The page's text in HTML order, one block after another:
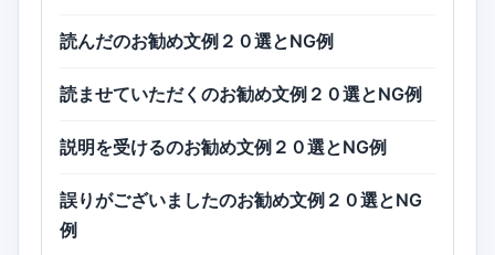
読んだのお勧め文例２０選とNG例
読ませていただくのお勧め文例２０選とNG例
説明を受けるのお勧め文例２０選とNG例
誤りがございましたのお勧め文例２０選とNG
例